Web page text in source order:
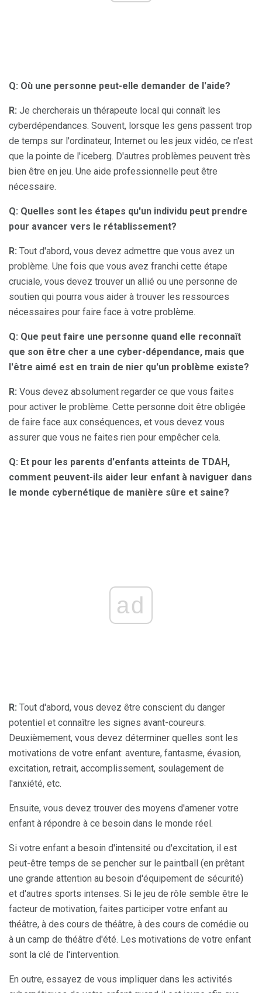
Q: Où une personne peut-elle demander de l'aide?
R: Je chercherais un thérapeute local qui connaît les
cyberdépendances. Souvent, lorsque les gens passent trop
de temps sur l'ordinateur, Internet ou les jeux vidéo, ce n'est
que la pointe de l'iceberg. D'autres problèmes peuvent très
bien être en jeu. Une aide professionnelle peut être
nécessaire.
Q: Quelles sont les étapes qu'un individu peut prendre
pour avancer vers le rétablissement?
R: Tout d'abord, vous devez admettre que vous avez un
problème. Une fois que vous avez franchi cette étape
cruciale, vous devez trouver un allié ou une personne de
soutien qui pourra vous aider à trouver les ressources
nécessaires pour faire face à votre problème.
Q: Que peut faire une personne quand elle reconnaît
que son être cher a une cyber-dépendance, mais que
l'être aimé est en train de nier qu'un problème existe?
R: Vous devez absolument regarder ce que vous faites
pour activer le problème. Cette personne doit être obligée
de faire face aux conséquences, et vous devez vous
assurer que vous ne faites rien pour empêcher cela.
Q: Et pour les parents d'enfants atteints de TDAH,
comment peuvent-ils aider leur enfant à naviguer dans
le monde cybernétique de manière sûre et saine?
ad
R: Tout d'abord, vous devez être conscient du danger
potentiel et connaître les signes avant-coureurs.
Deuxièmement, vous devez déterminer quelles sont les
motivations de votre enfant: aventure, fantasme, évasion,
excitation, retrait, accomplissement, soulagement de
l'anxiété, etc.
Ensuite, vous devez trouver des moyens d'amener votre
enfant à répondre à ce besoin dans le monde réel.
Si votre enfant a besoin d'intensité ou d'excitation, il est
peut-être temps de se pencher sur le paintball (en prêtant
une grande attention au besoin d'équipement de sécurité)
et d'autres sports intenses. Si le jeu de rôle semble être le
facteur de motivation, faites participer votre enfant au
théâtre, à des cours de théâtre, à des cours de comédie ou
à un camp de théâtre d'été. Les motivations de votre enfant
sont la clé de l'intervention.
En outre, essayez de vous impliquer dans les activités